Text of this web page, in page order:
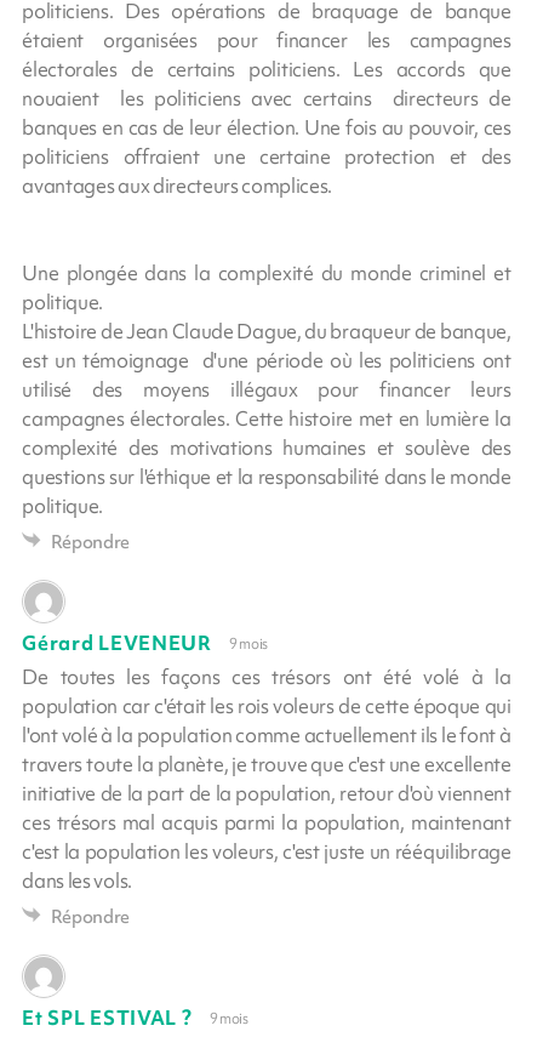
politiciens. Des opérations de braquage de banque
étaient organisées pour financer les campagnes
électorales de certains politiciens. Les accords que
nouaient les politiciens avec certains directeurs de
banques en cas de leur élection. Une fois au pouvoir, ces
politiciens offraient une certaine protection et des
avantages aux directeurs complices.
Une plongée dans la complexité du monde criminel et
politique.
L'histoire de Jean Claude Dague, du braqueur de banque,
est un témoignage d'une période où les politiciens ont
utilisé des moyens illégaux pour financer leurs
campagnes électorales. Cette histoire met en lumière la
complexité des motivations humaines et soulève des
questions sur l'éthique et la responsabilité dans le monde
politique.
Répondre
Gérard LEVENEUR 9 mois
De toutes les façons ces trésors ont été volé à la
population car c'était les rois voleurs de cette époque qui
l'ont volé à la population comme actuellement ils le font à
travers toute la planète, je trouve que c'est une excellente
initiative de la part de la population, retour d'où viennent
ces trésors mal acquis parmi la population, maintenant
c'est la population les voleurs, c'est juste un rééquilibrage
dans les vols.
Répondre
Et SPL ESTIVAL ? 9 mois